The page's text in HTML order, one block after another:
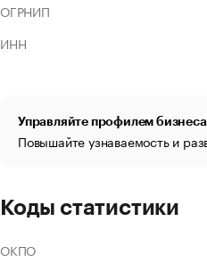
ОГРНИП
ИНН
Управляйте профилем
Повышайте узнаваемость и
Коды статистики
ОКПО